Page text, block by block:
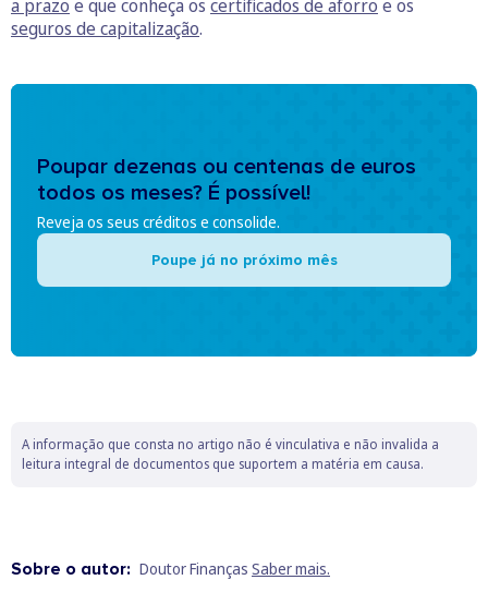
a prazo e que conheça os certificados de aforro e os
seguros de capitalização.
Poupar dezenas ou centenas de euros
todos os meses? É possível!
Reveja os seus créditos e consolide.
Poupe já no próximo mês
A informação que consta no artigo não é vinculativa e não invalida a
leitura integral de documentos que suportem a matéria em causa.
Sobre o autor: Doutor Finanças Saber mais.